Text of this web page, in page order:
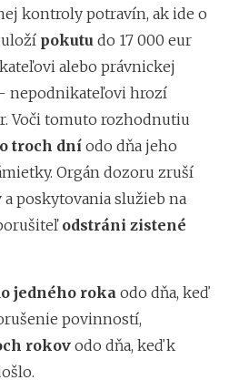
kontroly potravín, ak ide o
pokutu do 17 000 eur
alebo právnickej
nepodnikateľovi hrozí
Voči tomuto rozhodnutiu
troch dní odo dňa jeho
Orgán dozoru zruší
poskytovania služieb na
odstráni zistené
jedného roka odo dňa, keď
povinností,
rokov odo dňa, keď k